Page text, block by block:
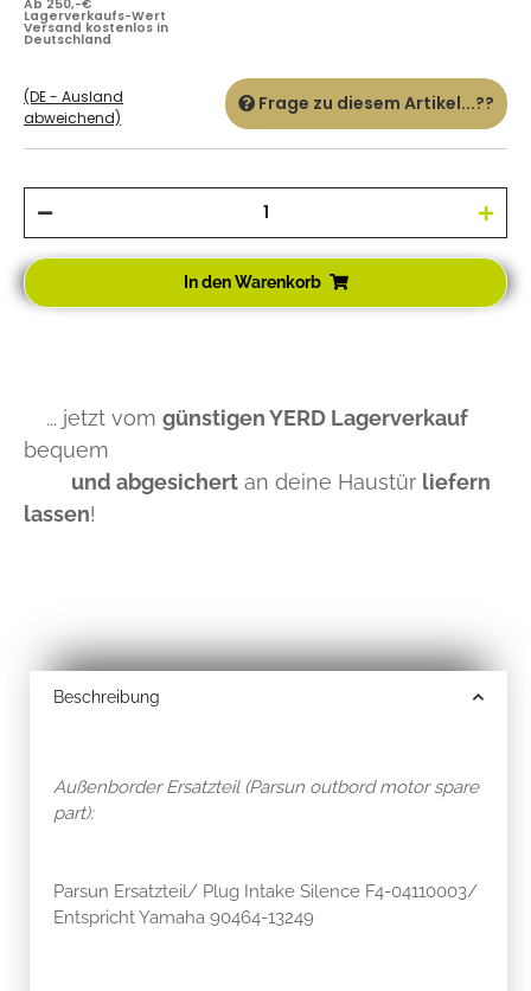
Ab 250,-€
Lagerverkaufs-Wert
Versand kostenlos in
Deutschland
(DE - Ausland
abweichend)
Frage zu diesem Artikel...??
In den Warenkorb
... jetzt vom günstigen YERD Lagerverkauf
bequem
und abgesichert an deine Haustür liefern
lassen!
Beschreibung
Außenborder Ersatzteil (Parsun outbord motor spare
part):
Parsun Ersatzteil/ Plug Intake Silence F4-04110003/
Entspricht Yamaha 90464-13249